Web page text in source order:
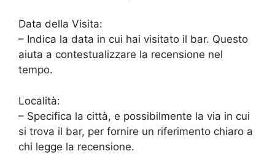
Data della Visita:
– Indica la data in cui hai visitato il bar. Questo
aiuta a contestualizzare la recensione nel
tempo.
Località:
– Specifica la città, e possibilmente la via in cui
si trova il bar, per fornire un riferimento chiaro a
chi legge la recensione.